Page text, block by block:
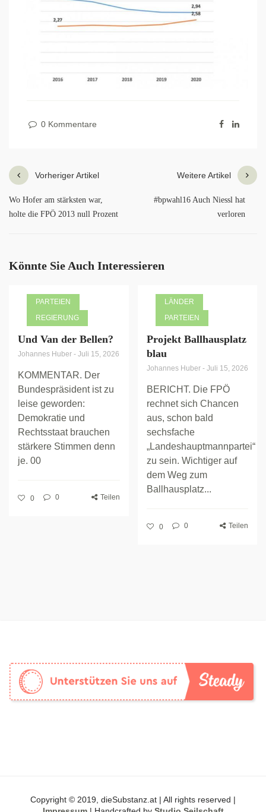
0 Kommentare
Vorheriger Artikel
Wo Hofer am stärksten war,
holte die FPÖ 2013 null Prozent
Weitere Artikel
#bpwahl16 Auch Niessl hat
verloren
Könnte Sie Auch Interessieren
PARTEIEN
REGIERUNG
Und Van der Bellen?
Johannes Huber - Juli 15, 2026
KOMMENTAR. Der
Bundespräsident ist zu
leise geworden:
Demokratie und
Rechtsstaat brauchen
stärkere Stimmen denn
je. 00
0 0 Teilen
LÄNDER
PARTEIEN
Projekt Ballhausplatz
blau
Johannes Huber - Juli 15, 2026
BERICHT. Die FPÖ
rechnet sich Chancen
aus, schon bald
sechsfache
„Landeshauptmannpartei“
zu sein. Wichtiger auf
dem Weg zum
Ballhausplatz...
0 0 Teilen
Copyright © 2019, dieSubstanz.at | All rights reserved |